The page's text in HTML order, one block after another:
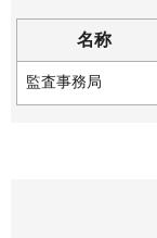
名称
監査事務局